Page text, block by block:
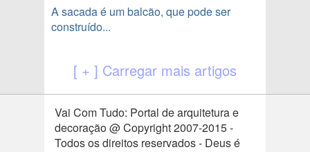
A sacada é um balcão, que pode ser
construído...
[ + ] Carregar mais artigos
Vai Com Tudo: Portal de arquitetura e
decoração @ Copyright 2007-2015 -
Todos os direitos reservados - Deus é